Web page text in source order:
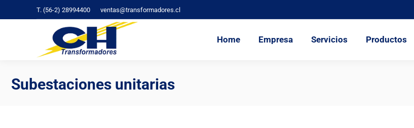
T. (56-2) 28994400 ventas@transformadores.cl
Home Empresa Servicios Productos
Subestaciones unitarias
Home Empresa Servicios Productos Blog